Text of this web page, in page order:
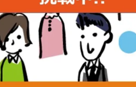
籍・雑誌出版
ャレンジ